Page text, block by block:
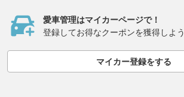
愛車管理はマイカーページで！
登録してお得なクーポンを獲得しよう
マイカー登録をする